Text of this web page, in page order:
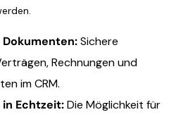
Sichere
Rechnungen und
im CRM.
Echtzeit:Die Möglichkeit für